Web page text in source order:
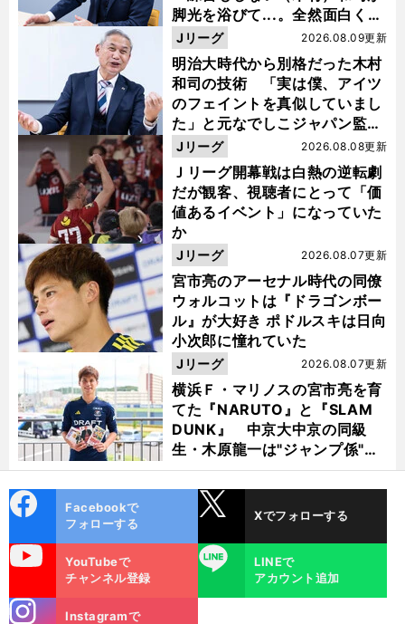
脚光を浴びて...。全然面白くな
い４年間でした」
明治大時代から別格だった木村
和司の技術 「実は僕、アイツ
のフェイントを真似していまし
た」と元なでしこジャパン監
督・佐々木則夫
2026.08.09更新
Jリーグ
Ｊリーグ開幕戦は白熱の逆転劇
だが観客、視聴者にとって「価
値あるイベント」になっていた
か
2026.08.08更新
Jリーグ
宮市亮のアーセナル時代の同僚
ウォルコットは『ドラゴンボー
ル』が大好き ポドルスキは日向
小次郎に憧れていた
2026.08.07更新
Jリーグ
横浜Ｆ・マリノスの宮市亮を育
てた『NARUTO』と『SLAM
DUNK』 中京大中京の同級
生・木原龍一は"ジャンプ係"だ
った
2026.08.07更新
Jリーグ
ok
Facebookで
フォローする
Xでフォローする
YouTubeで
チャンネル登録
LINE
LINEで
アカウント追加
Instagramで